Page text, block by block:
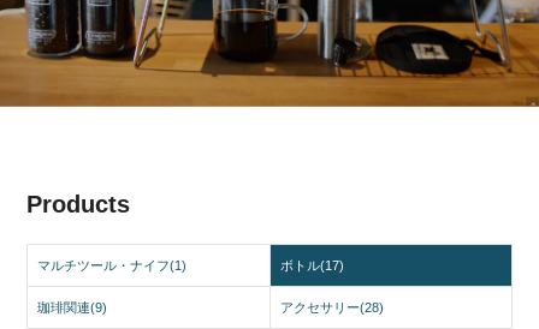
Products
マルチツール・ナイフ(1) ボトル(17)
珈琲関連(9) アクセサリー(28)